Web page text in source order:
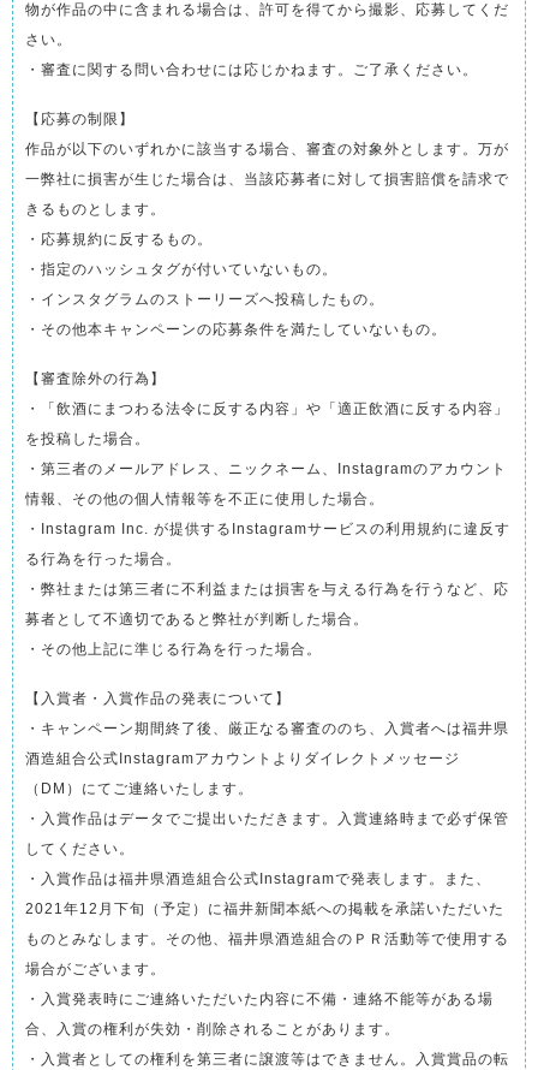
物が作品の中に含まれる場合は、許可を得てから撮影、応募してくだ
さい。
・審査に関する問い合わせには応じかねます。ご了承ください。
【応募の制限】
作品が以下のいずれかに該当する場合、審査の対象外とします。万が
一弊社に損害が生じた場合は、当該応募者に対して損害賠償を請求で
きるものとします。
・応募規約に反するもの。
・指定のハッシュタグが付いていないもの。
・インスタグラムのストーリーズへ投稿したもの。
・その他本キャンペーンの応募条件を満たしていないもの。
【審査除外の行為】
・「飲酒にまつわる法令に反する内容」や「適正飲酒に反する内容」
を投稿した場合。
・第三者のメールアドレス、ニックネーム、Instagramのアカウント
情報、その他の個人情報等を不正に使用した場合。
・Instagram Inc. が提供するInstagramサービスの利用規約に違反す
る行為を行った場合。
・弊社または第三者に不利益または損害を与える行為を行うなど、応
募者として不適切であると弊社が判断した場合。
・その他上記に準じる行為を行った場合。
【入賞者・入賞作品の発表について】
・キャンペーン期間終了後、厳正なる審査ののち、入賞者へは福井県
酒造組合公式Instagramアカウントよりダイレクトメッセージ
（DM）にてご連絡いたします。
・入賞作品はデータでご提出いただきます。入賞連絡時まで必ず保管
してください。
・入賞作品は福井県酒造組合公式Instagramで発表します。また、
2021年12月下旬（予定）に福井新聞本紙への掲載を承諾いただいた
ものとみなします。その他、福井県酒造組合のＰＲ活動等で使用する
場合がございます。
・入賞発表時にご連絡いただいた内容に不備・連絡不能等がある場
合、入賞の権利が失効・削除されることがあります。
・入賞者としての権利を第三者に譲渡等はできません。入賞賞品の転